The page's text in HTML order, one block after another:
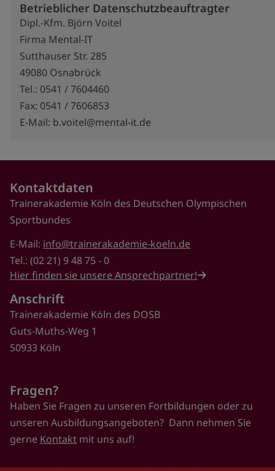
Betrieblicher Datenschutzbeauftragter
Dipl.-Kfm. Björn Voitel
Firma Mental-IT
Sutthauser Str. 285
49080 Osnabrück
Tel.: 0541 / 7604460
Fax: 0541 / 7606853
E-Mail: b.voitel@mental-it.de
Kontaktdaten
Trainerakademie Köln des Deutschen Olympischen
Sportbundes
E-Mail: info@trainerakademie-koeln.de
Tel.: (02 21) 9 48 75 - 0
Hier finden sie unsere Ansprechpartner!
Anschrift
Trainerakademie Köln des DOSB
Guts-Muths-Weg 1
50933 Köln
Fragen?
Haben Sie Fragen zu unseren Fortbildungen oder zu
unseren Ausbildungsangeboten? Dann nehmen Sie
gerne Kontakt mit uns auf!